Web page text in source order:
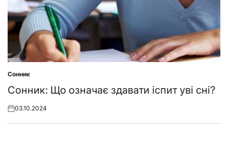
Posted
in
Сонник
Сонник: Що означає здавати іспит уві сні?
Posted
03.10.2024